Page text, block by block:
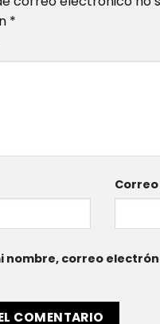
*
nombre, correo